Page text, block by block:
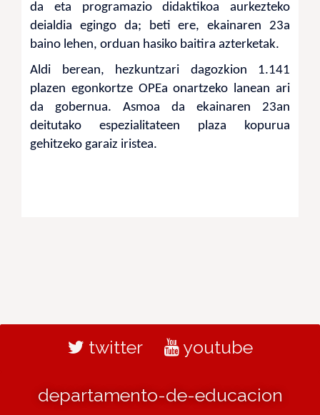
da eta programazio didaktikoa aurkezteko
deialdia egingo da; beti ere, ekainaren 23a
baino lehen, orduan hasiko baitira azterketak.
Aldi berean, hezkuntzari dagozkion 1.141
plazen egonkortze OPEa onartzeko lanean ari
da gobernua. Asmoa da ekainaren 23an
deitutako espezialitateen plaza kopurua
gehitzeko garaiz iristea.
twitter youtube
departamento-de-educacion